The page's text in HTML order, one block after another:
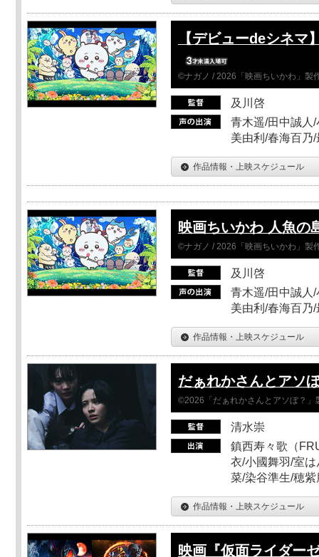
【デビューdeシネマ
©ナガノ / 2026「映画ちいかわ」製
及川啓
青木遥/田中誠人
美由利/春海百乃
作品情報・上映スケジュール
映画ちいかわ 人魚の
©ナガノ / 2026「映画ちいかわ」製
及川啓
青木遥/田中誠人
美由利/春海百乃
作品情報・上映スケジュール
だぁれかさんとアソ
©2026「だぁれかさんとアソぼ？」
清水崇
鎮西寿々歌（
衣/小國舞羽/室
菜/染谷準生/穂
作品情報・上映スケジュール
映画『仮面ライダー